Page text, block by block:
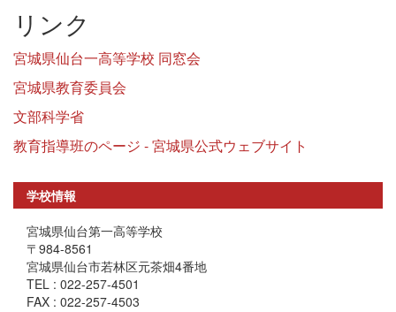
リンク
宮城県仙台一高等学校 同窓会
宮城県教育委員会
文部科学省
教育指導班のページ - 宮城県公式ウェブサイト
学校情報
宮城県仙台第一高等学校
〒984-8561
宮城県仙台市若林区元茶畑4番地
TEL : 022-257-4501
FAX : 022-257-4503